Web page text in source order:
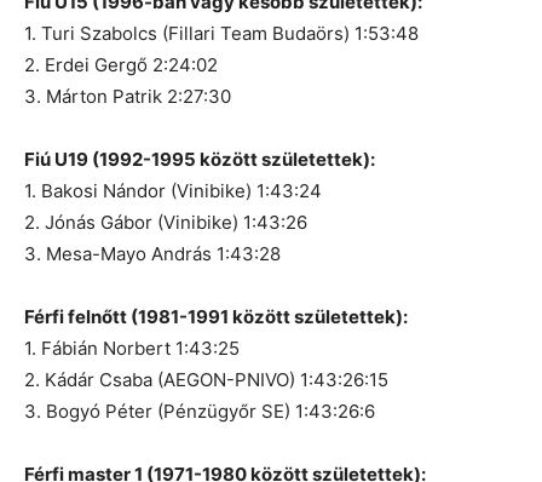
1. Turi Szabolcs (Fillari Team Budaörs) 1:53:48
2. Erdei Gergő 2:24:02
3. Márton Patrik 2:27:30
Fiú U19 (1992-1995 között születettek):
1. Bakosi Nándor (Vinibike) 1:43:24
2. Jónás Gábor (Vinibike) 1:43:26
3. Mesa-Mayo András 1:43:28
Férfi felnőtt (1981-1991 között születettek):
1. Fábián Norbert 1:43:25
2. Kádár Csaba (AEGON-PNIVO) 1:43:26:15
3. Bogyó Péter (Pénzügyőr SE) 1:43:26:6
Férfi master 1 (1971-1980 között születettek):